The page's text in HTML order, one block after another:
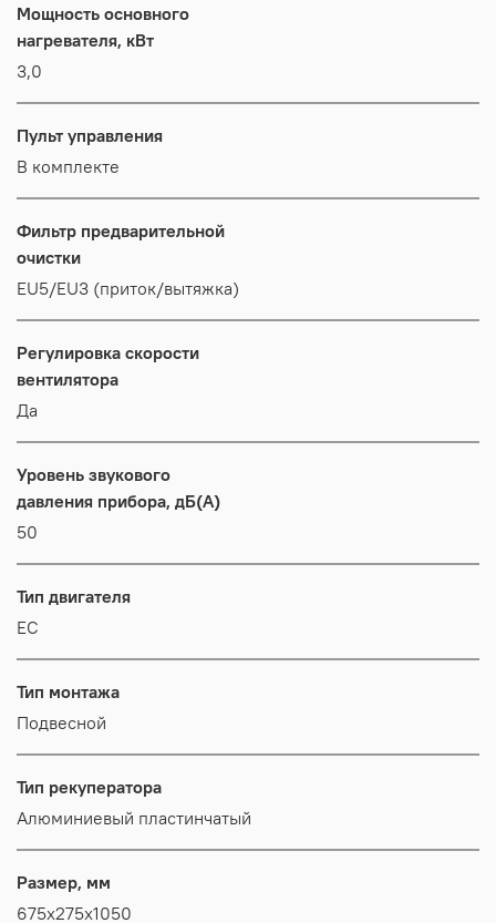
Мощность основного
нагревателя, кВт
3,0
Пульт управления
В комплекте
Фильтр предварительной
очистки
EU5/EU3 (приток/вытяжка)
Регулировка скорости
вентилятора
Да
Уровень звукового
давления прибора, дБ(А)
50
Тип двигателя
EC
Тип монтажа
Подвесной
Тип рекуператора
Алюминиевый пластинчатый
Размер, мм
675x275x1050